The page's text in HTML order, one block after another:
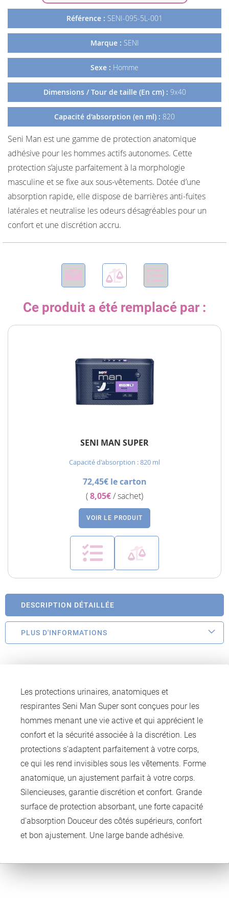
Référence : SENI-095-5L-001
Marque : SENI
Sexe : Homme
Dimensions / Tour de taille (En cm) : 9x40
Capacité d'absorption (en ml) : 820
Seni Man est une gamme de protection anatomique
adhésive pour les hommes actifs autonomes. Cette
protection s’ajuste parfaitement à la morphologie
masculine et se fixe aux sous-vêtements. Dotée d’une
absorption rapide, elle dispose de barrières anti-fuites
latérales et neutralise les odeurs désagréables pour un
confort et une discrétion accru.
Ce produit a été remplacé par :
SENI MAN SUPER
Capacité d'absorption : 820 ml
72,45€ le carton
(8,05€/ sachet)
VOIR LE PRODUIT
DESCRIPTION DÉTAILLÉE
PLUS D'INFORMATIONS
Les protections urinaires, anatomiques et
respirantes Seni Man Super sont conçues pour les
hommes menant une vie active et qui apprécient le
confort et la sécurité associée à la discrétion. Les
protections s'adaptent parfaitement à votre corps,
ce qui les rend invisibles sous les vêtements. Forme
anatomique, un ajustement parfait à votre corps.
Silencieuses, garantie discrétion et confort. Grande
surface de protection absorbant, une forte capacité
d'absorption Douceur des côtés supérieurs, confort
et bon ajustement. Une large bande adhésive.